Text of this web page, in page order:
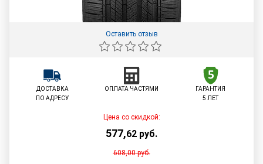
Оставить отзыв
ДОСТАВКА
ПО АДРЕСУ
ОПЛАТА ЧАСТЯМИ
ГАРАНТИЯ
5 ЛЕТ
Цена со скидкой:
577,62 руб.
608,00руб.